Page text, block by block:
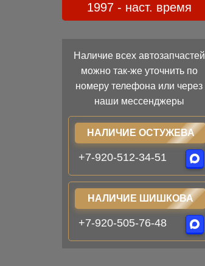
1997 - наст. время
Наличие всех автозапчастей
можно так-же уточнить по
номеру телефона или через
наши мессенджеры
НАЛИЧИЕ ОСТУЖЕВА
+7-920-512-34-51
НАЛИЧИЕ ШИШКОВА
+7-920-505-76-48